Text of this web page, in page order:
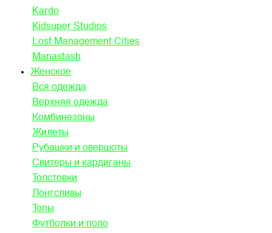
Kardo
Kidsuper Studios
Lost Management Cities
Manastash
Женское
Вся одежда
Верхняя одежда
Комбинезоны
Жилеты
Рубашки и овершоты
Свитеры и кардиганы
Толстовки
Лонгсливы
Топы
Футболки и поло